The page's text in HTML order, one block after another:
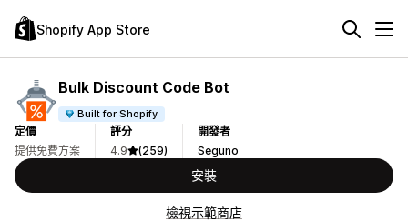
Shopify App Store
Bulk Discount Code Bot
Built for Shopify
定價
提供免費方案
評分
4.9
(259)
開發者
Seguno
安裝
檢視示範商店